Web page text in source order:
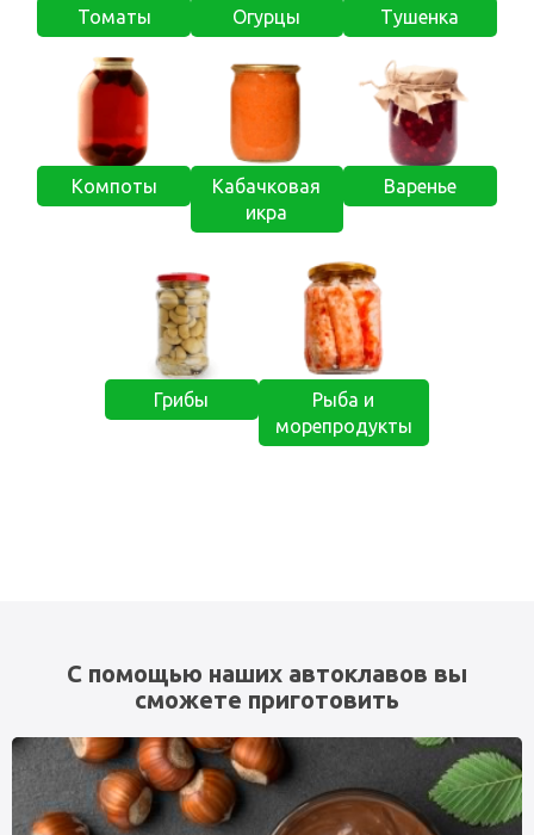
Томаты Огурцы Тушенка
Компоты
Кабачковая
икра
Варенье
Грибы
Рыба и
морепродукты
С помощью наших автоклавов вы
сможете приготовить